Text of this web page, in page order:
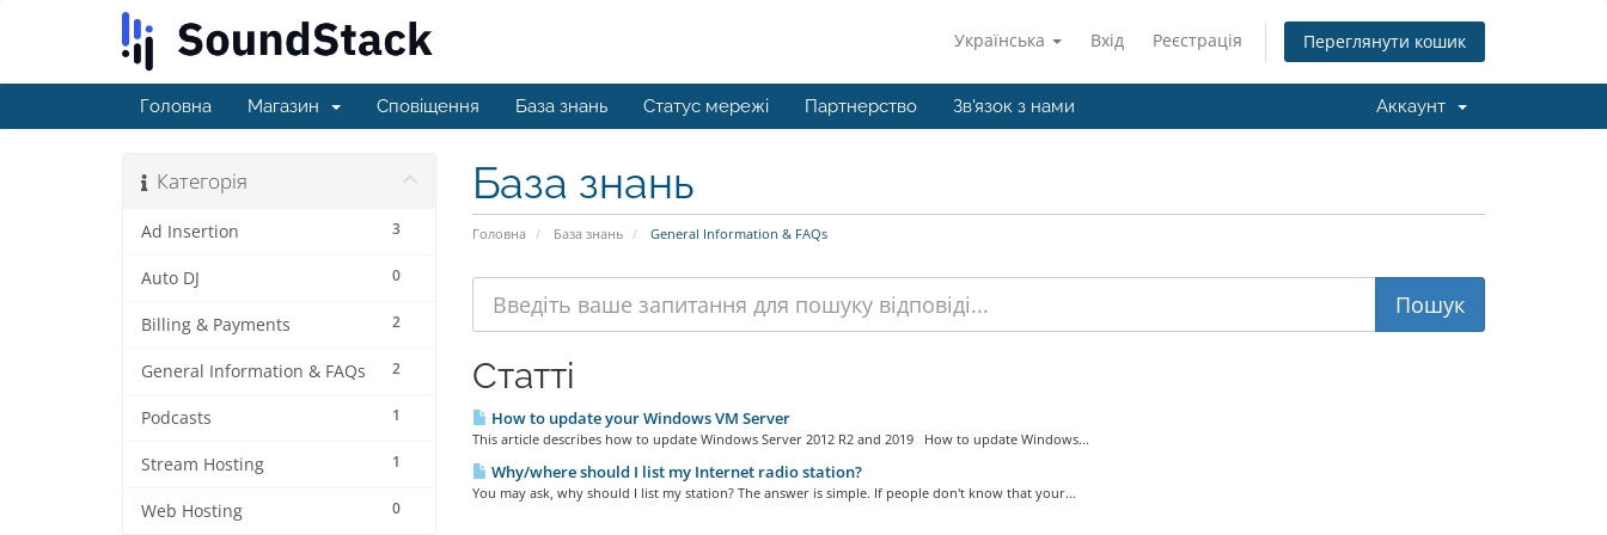
Українська Вхід Реєстрація Переглянути кошик
Головна Магазин Сповіщення База знань Статус мережі Партнерство Зв'язок з нами Аккаунт
База знань
Головна База знань General Information & FAQs
Категорія
3
Ad Insertion
0
Auto DJ
2
Billing & Payments
2
General Information & FAQs
1
Podcasts
1
Stream Hosting
0
Web Hosting
Статті
How to update your Windows VM Server
This article describes how to update Windows Server 2012 R2 and 2019 How to update Windows...
Why/where should I list my Internet radio station?
You may ask, why should I list my station? The answer is simple. If people don't know that your...